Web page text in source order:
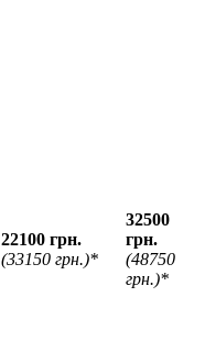
22100 грн.
(33150 грн.)*
32500
грн.
(48750
грн.)*